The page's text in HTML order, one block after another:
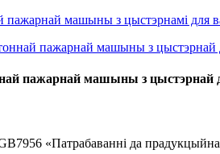
пажарнай машыны з цыстэрнай
«Патрабаванні да